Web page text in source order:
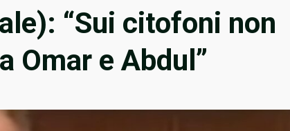
“Sui citofoni non
Omar e Abdul”